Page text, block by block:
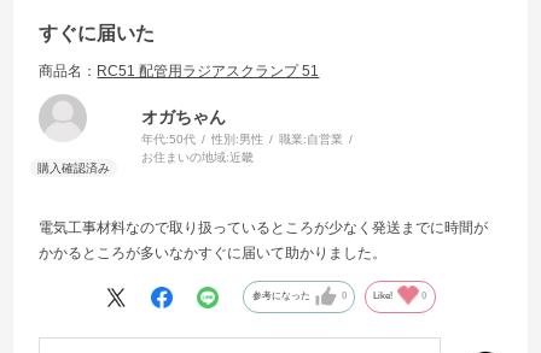
すぐに届いた
商品名： RC51 配管用ラジアスクランプ 51
オガちゃん
年代:50代 性別:男性 職業:自営業
お住まいの地域:近畿
電気工事材料なので取り扱っているところが少なく発送までに時間が
かかるところが多いなかすぐに届いて助かりました。
参考になった 0 Like! 0